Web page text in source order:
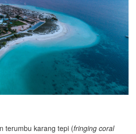
terumbu karang tepi (fringing coral